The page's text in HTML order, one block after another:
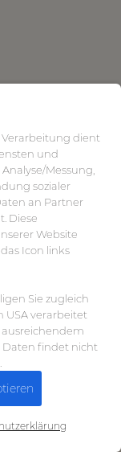
Verarbeitung dient
und
Messung,
sozialer
an Partner
Diese
Website
Icon links
Sie zugleich
USA verarbeitet
ausreichendem
Daten findet nicht